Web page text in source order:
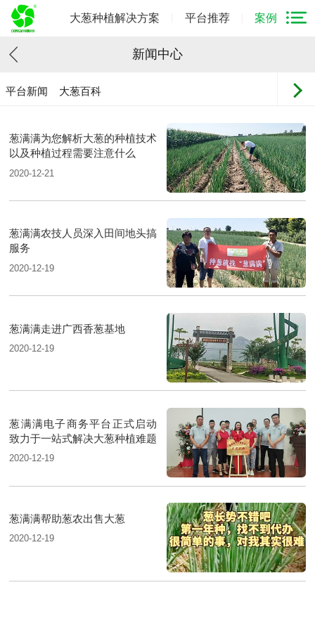
大葱种植解决方案 平台推荐 案例
新闻中心
平台新闻 大葱百科
葱满满为您解析大葱的种植技术
以及种植过程需要注意什么
2020-12-21
葱满满农技人员深入田间地头搞
服务
2020-12-19
葱满满走进广西香葱基地
2020-12-19
葱满满电子商务平台正式启动
致力于一站式解决大葱种植难题
2020-12-19
葱满满帮助葱农出售大葱
2020-12-19